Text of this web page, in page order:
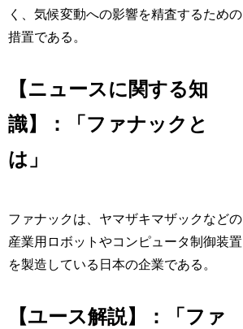
く、気候変動への影響を精査するための
措置である。
【ニュースに関する知
識】：「ファナックと
は」
ファナックは、ヤマザキマザックなどの
産業用ロボットやコンピュータ制御装置
を製造している日本の企業である。
【ユース解説】：「ファ